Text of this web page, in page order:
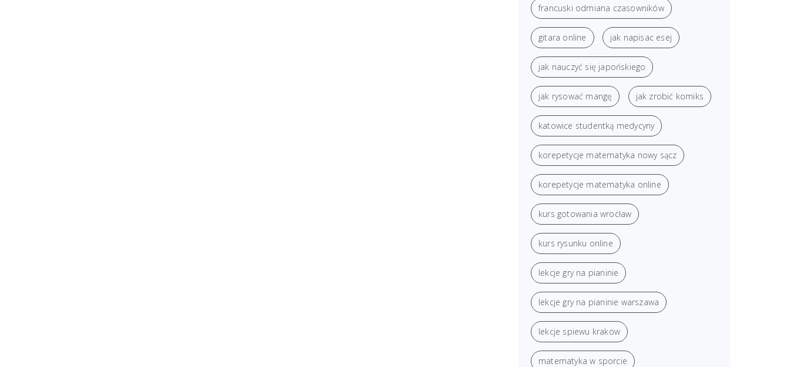
francuski odmiana czasowników
gitara online jak napisac esej
jak nauczyć się japońskiego
jak rysować mangę jak zrobić komiks
katowice studentką medycyny
korepetycje matematyka nowy sącz
korepetycje matematyka online
kurs gotowania wrocław
kurs rysunku online
lekcje gry na pianinie
lekcje gry na pianinie warszawa
lekcje spiewu krakow
matematyka w sporcie